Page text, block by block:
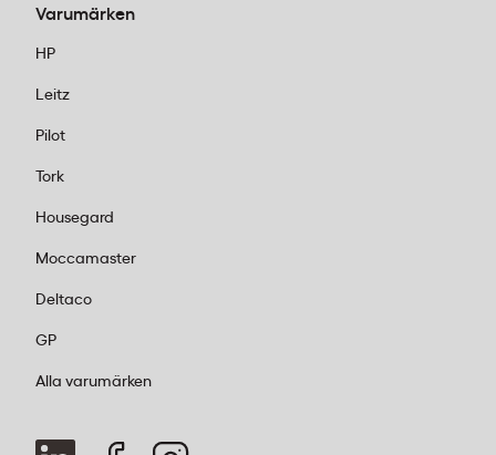
Varumärken
HP
Leitz
Pilot
Tork
Housegard
Moccamaster
Deltaco
GP
Alla varumärken